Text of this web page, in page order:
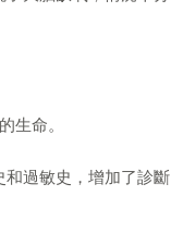
生命。
過敏史，增加了診斷